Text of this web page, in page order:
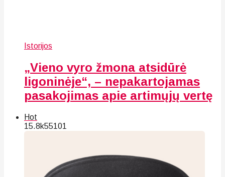
Istorijos
„Vieno vyro žmona atsidūrė
ligoninėje“, – nepakartojamas
pasakojimas apie artimųjų vertę
Hot
15.8k55101